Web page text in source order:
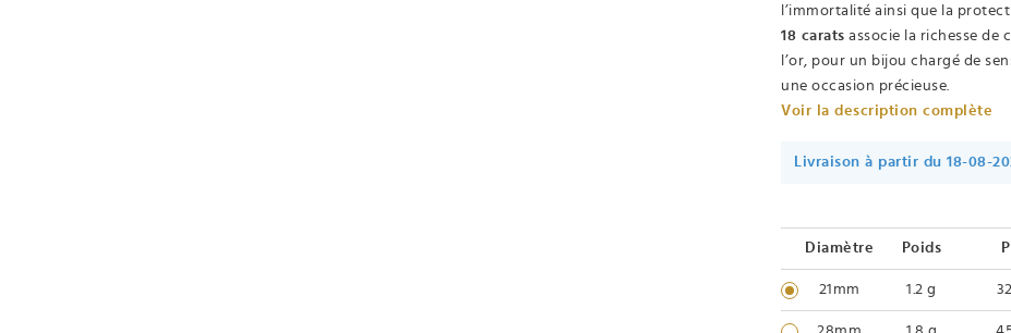
l’immortalité ainsi que la
18 carats associe la richesse de
l’or, pour un bijou chargé de
une occasion précieuse.
Voir la description complète
Livraison à partir du 18-08-
Diamètre Poids
21mm 1.2 g